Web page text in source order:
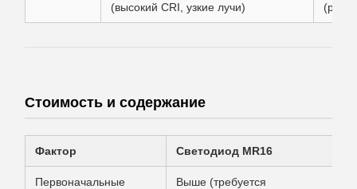
(высокий CRI, узкие лучи)
Стоимость и содержание
Фактор Светодиод MR16
Первоначальные
Выше (требуется